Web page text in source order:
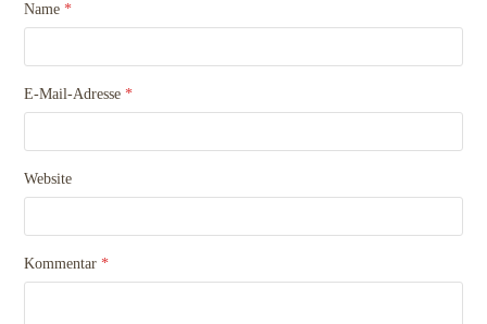
Name*
E-Mail-Adresse*
Website
Kommentar*